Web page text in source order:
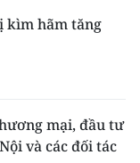
kìm hãm tăng
mại, đầu tư
và các đối tác